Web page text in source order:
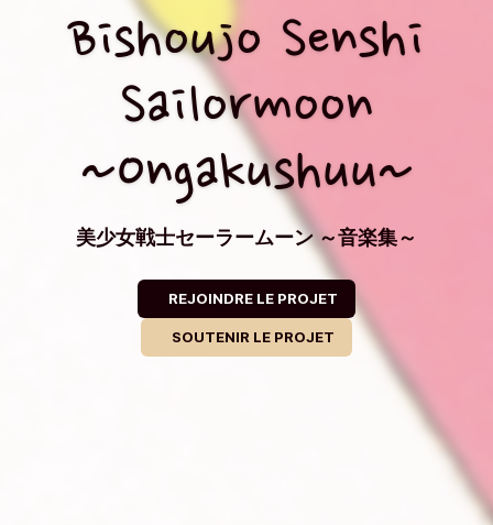
Bishoujo Senshi
Sailormoon
~Ongakushuu~
美少女戦士セーラームーン ～音楽集～
REJOINDRE LE PROJET
SOUTENIR LE PROJET